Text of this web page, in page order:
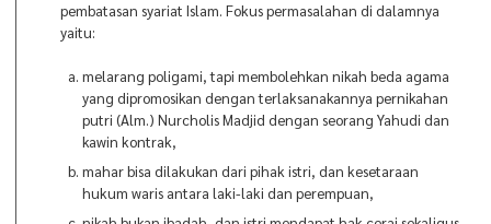
pembatasan syariat Islam. Fokus permasalahan di dalamnya
yaitu:
melarang poligami, tapi membolehkan nikah beda agama
yang dipromosikan dengan terlaksanakannya pernikahan
putri (Alm.) Nurcholis Madjid dengan seorang Yahudi dan
kawin kontrak,
mahar bisa dilakukan dari pihak istri, dan kesetaraan
hukum waris antara laki-laki dan perempuan,